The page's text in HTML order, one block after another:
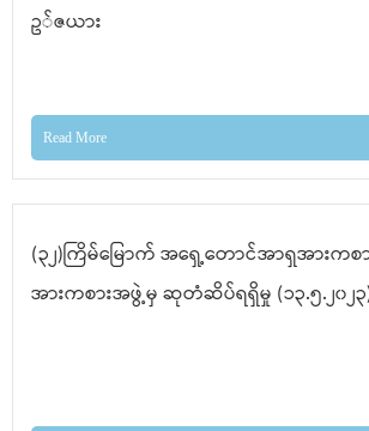
ဥ်ဇယား
Read More
(၃၂)ကြိမ်မြောက် အရှေ့တောင်အာရှအားကစာ
အားကစားအဖွဲ့မှ ဆုတံဆိပ်ရရှိမှု (၁၃.၅.၂၀၂၃